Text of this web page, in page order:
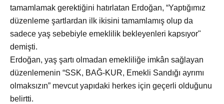
tamamlamak gerektiğini hatırlatan Erdoğan, “Yaptığımız
düzenleme şartlardan ilk ikisini tamamlamış olup da
sadece yaş sebebiyle emeklilik bekleyenleri kapsıyor"
demişti.
Erdoğan, yaş şartı olmadan emekliliğe imkân sağlayan
düzenlemenin “SSK, BAĞ-KUR, Emekli Sandığı ayrımı
olmaksızın” mevcut yapıdaki herkes için geçerli olduğunu
belirtti.